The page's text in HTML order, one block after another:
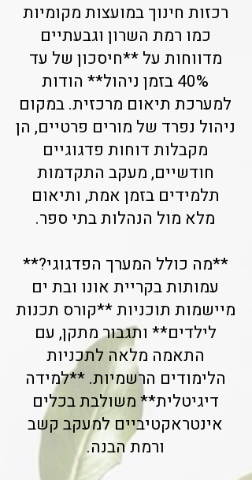
רכזות חינוך במועצות מקומיות
כמו רמת השרון וגבעתיים
מדווחות על **חיסכון של עד
40% בזמן ניהול** הודות
למערכת תיאום מרכזית. במקום
ניהול נפרד של מורים פרטיים, הן
מקבלות דוחות פדגוגיים
חודשיים, מעקב התקדמות
תלמידים בזמן אמת, ותיאום
מלא מול הנהלות בתי ספר.
**מה כולל המערך הפדגוגי?**
עמותות בקריית אונו ובת ים
מיישמות תוכניות **קורס תכנות
לילדים** ותגבור מתקן, עם
התאמה מלאה לתכניות
הלימודים הרשמיות. **למידה
דיגיטלית** משולבת בכלים
אינטראקטיביים למעקב קשב
ורמת הבנה.